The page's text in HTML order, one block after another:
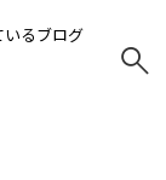
るブログ